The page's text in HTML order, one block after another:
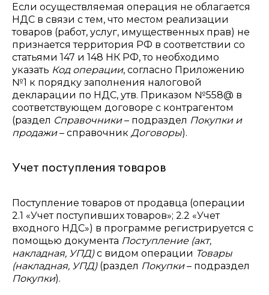
Если осуществляемая операция не облагается
НДС в связи с тем, что местом реализации
товаров (работ, услуг, имущественных прав) не
признается территория РФ в соответствии со
статьями 147 и 148 НК РФ, то необходимо
указать Код операции, согласно Приложению
№1 к порядку заполнения налоговой
декларации по НДС, утв. Приказом №558@ в
соответствующем договоре с контрагентом
(раздел Справочники– подраздел Покупки и
продажи– справочник Договоры).
Учет поступления товаров
Поступление товаров от продавца (операции
2.1 «Учет поступивших товаров»; 2.2 «Учет
входного НДС») в программе регистрируется с
помощью документа Поступление (акт,
накладная, УПД)с видом операции Товары
(накладная, УПД)(раздел Покупки– подраздел
Покупки).